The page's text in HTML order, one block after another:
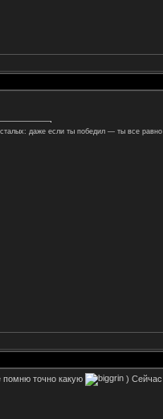
даже если ты победил — ты все равно
помню точно какую
) Сейчас